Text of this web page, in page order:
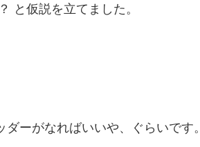
と仮説を立てました。
ーがなればいいや、ぐらいです。